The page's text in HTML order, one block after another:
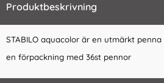
Produktbeskrivning
STABILO aquacolor är en utmärkt
en förpackning med 36st pennor